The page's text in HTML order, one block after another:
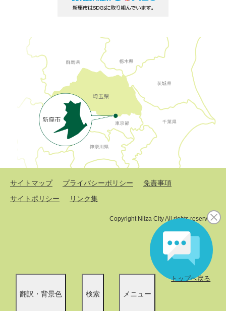
翻訳・背景色 検索 メニュー
トップへ戻る
サイトマップ プライバシーポリシー
免責事項
サイトポリシー
リンク集
Copyright Niiza City All rights reserved.